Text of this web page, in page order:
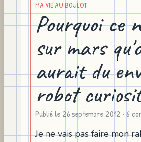
MA VIE AU BOULOT
Pourquoi ce
sur mars
aurait du
robot
Publié le26 septembre 2012· 6
Je ne vais pas faire mon